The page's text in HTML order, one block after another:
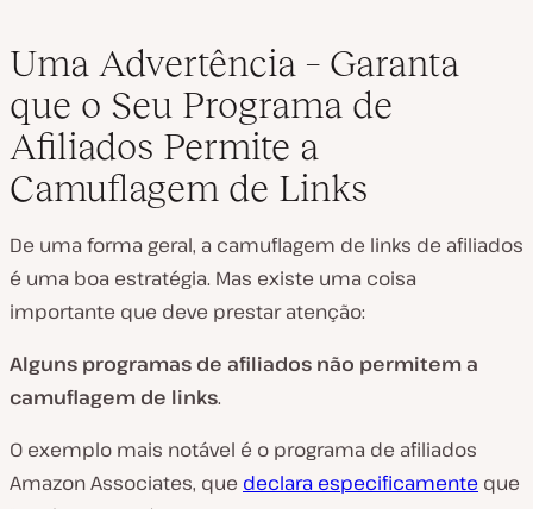
Uma Advertência – Garanta
que o Seu Programa de
Afiliados Permite a
Camuflagem de Links
De uma forma geral, a camuflagem de links de afiliados
é uma boa estratégia. Mas existe uma coisa
importante que deve prestar atenção:
Alguns programas de afiliados não permitem a
camuflagem de links.
O exemplo mais notável é o programa de afiliados
Amazon Associates, que declara especificamente que